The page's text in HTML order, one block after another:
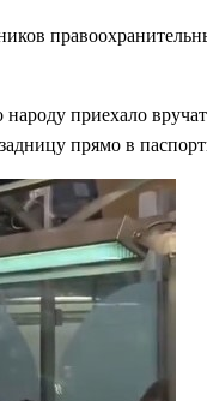
приехало
прямо в